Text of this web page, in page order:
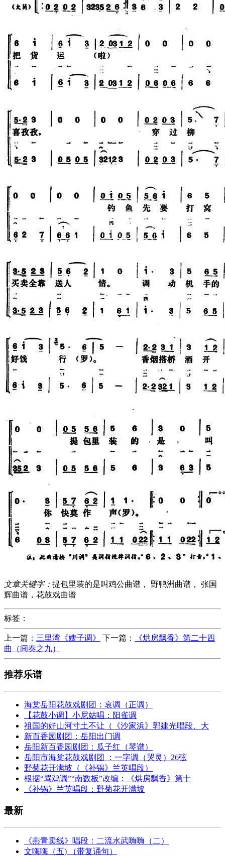
文章关键字： 提包里装的是叫鸡公曲谱， 野鸭洲曲谱， 张国
辉曲谱，花鼓戏曲谱
标签：
上一篇： 三里湾《嫂子调》 下一篇：
《烘房飘香》第二十四
曲（间奏之九）
推荐乐谱
海棠岳阳花鼓戏剧团：哀调（正调）
【花鼓小调】小尼姑唱：阳雀调
祖国的好山河寸土不让（《沙家浜》郭建光唱段、大
新百香园剧团：岳阳出门调
岳阳新百香园剧团：瓜子红（琴谱）
岳阳市海棠花鼓戏剧团 ：一字调（哭灵）26弦
野菊花开满坡（《补锅》兰英唱段）
根据“骂鸡调”“南数板”改编：《烘房飘香》第十
《补锅》兰英唱段：野菊花开满坡
最新
《燕青卖线》唱段：二流水武嗨嗨（二）
文嗨嗨（五) （带复诵句）